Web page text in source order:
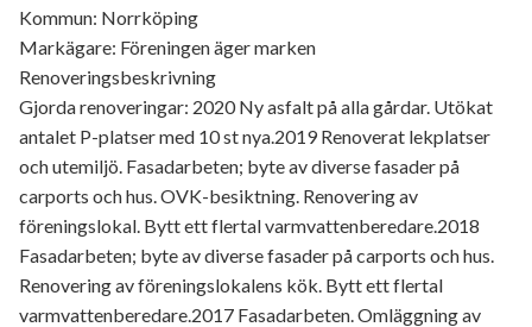
Kommun: Norrköping
Markägare: Föreningen äger marken
Renoveringsbeskrivning
Gjorda renoveringar: 2020 Ny asfalt på alla gårdar. Utökat
antalet P-platser med 10 st nya.2019 Renoverat lekplatser
och utemiljö. Fasadarbeten; byte av diverse fasader på
carports och hus. OVK-besiktning. Renovering av
föreningslokal. Bytt ett flertal varmvattenberedare.2018
Fasadarbeten; byte av diverse fasader på carports och hus.
Renovering av föreningslokalens kök. Bytt ett flertal
varmvattenberedare.2017 Fasadarbeten. Omläggning av